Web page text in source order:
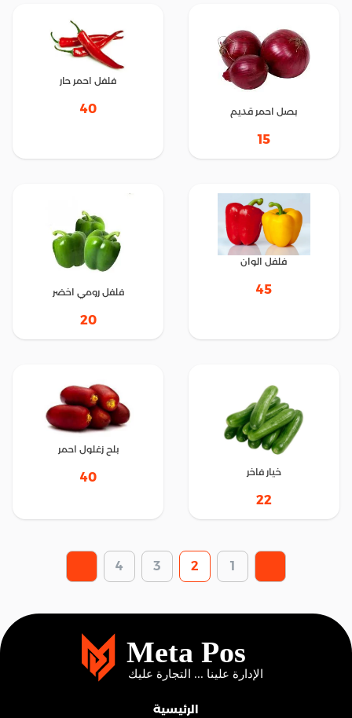
بصل احمر قديم
15
فلفل احمر حار
40
فلفل الوان
45 فلفل رومي اخضر
20
خيار فاخر
22
بلح زغلول احمر
40
1
2
3
4
الرئيسية